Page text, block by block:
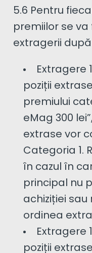
5.6 Pentru
premiilor se
extragerii
Extragere
poziții
premiului
eMag 300
extrase vor
Categoria 1.
în cazul în
principal nu
achiziției sau
ordinea
Extragere
poziții